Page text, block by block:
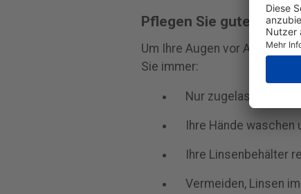
Pflegen Sie gute
Um Ihre Augen vor
Sie immer:
Nur zugelassene
Ihre Hände
Ihre Linsenbehälter
Vermeiden, Linsen